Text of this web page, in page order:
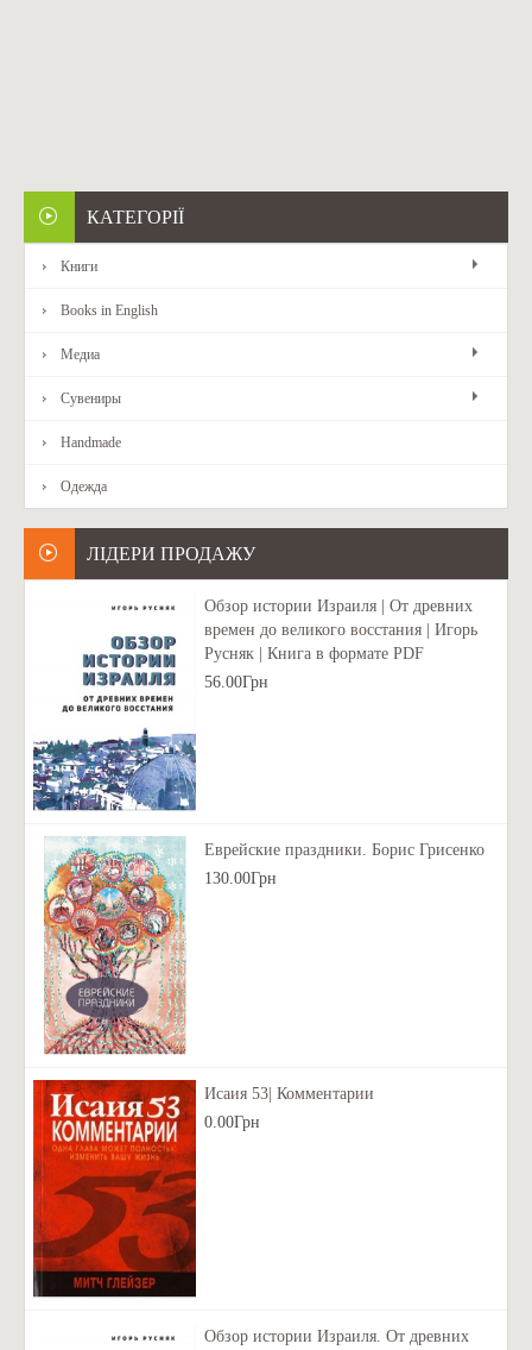
КАТЕГОРІЇ
Книги
Books in English
Медиа
Сувениры
Handmade
Одежда
ЛІДЕРИ ПРОДАЖУ
Обзор истории Израиля | От древних
времен до великого восстания | Игорь
Русняк | Книга в формате PDF
56.00Грн
Еврейские праздники. Борис Грисенко
130.00Грн
Исаия 53| Комментарии
0.00Грн
Обзор истории Израиля. От древних